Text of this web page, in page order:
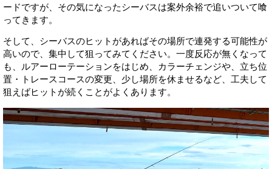
ードですが、その気になったシーバスは案外余裕で追いついて喰
ってきます。
そして、シーバスのヒットがあればその場所で連発する可能性が
高いので、集中して狙ってみてください。一度反応が無くなって
も、ルアーローテーションをはじめ、カラーチェンジや、立ち位
置・トレースコースの変更、少し場所を休ませるなど、工夫して
狙えばヒットが続くことがよくあります。